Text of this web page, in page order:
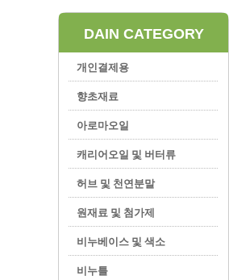
DAIN CATEGORY
개인결제용
향초재료
아로마오일
캐리어오일 및 버터류
허브 및 천연분말
원재료 및 첨가제
비누베이스 및 색소
비누틀